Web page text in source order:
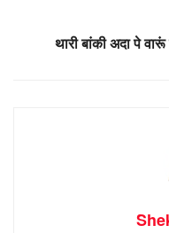
थारी बांकी अदा पे